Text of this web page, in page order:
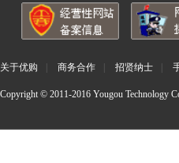
关于优购 商务合作 招贤纳士
Copyright © 2011-2016 Yougou Technology